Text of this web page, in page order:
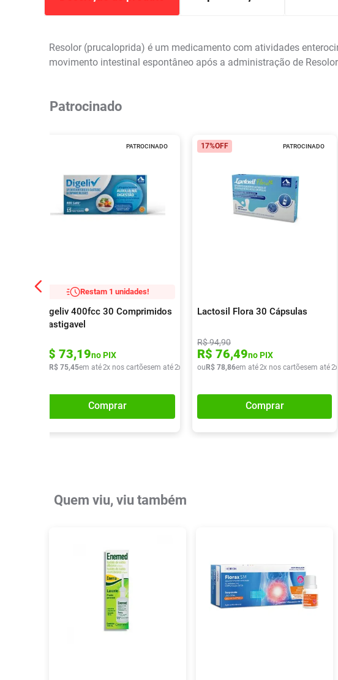
Resolor (prucaloprida) é um medicamento com atividades
movimento intestinal espontâneo após a administração de
Patrocinado
PATROCINADO
Restam 1 unidades!
Digeliv 400fcc 30 Comprimidos
Mastigavel
R$ 73,19no PIX
R$ 75,45em até2x nos cartõesem até2x de R$ 37,72
Comprar
PATROCINADO
17%OFF
Lactosil Flora 30 Cápsulas
R$94,90
R$ 76,49no PIX
ou R$ 78,86em até2x nos cartõesem até2
Comprar
Quem viu, viu também